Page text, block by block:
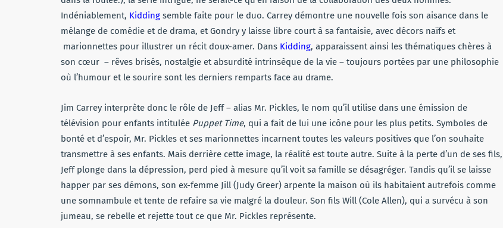
Indéniablement, Kidding semble faite pour le duo. Carrey démontre une nouvelle fois son aisance dans le
mélange de comédie et de drama, et Gondry y laisse libre court à sa fantaisie, avec décors naïfs et
marionnettes pour illustrer un récit doux-amer. Dans Kidding, apparaissent ainsi les thématiques chères à
son cœur – rêves brisés, nostalgie et absurdité intrinsèque de la vie – toujours portées par une philosophie
où l’humour et le sourire sont les derniers remparts face au drame.
Jim Carrey interprète donc le rôle de Jeff – alias Mr. Pickles, le nom qu’il utilise dans une émission de
télévision pour enfants intitulée Puppet Time, qui a fait de lui une icône pour les plus petits. Symboles de
bonté et d’espoir, Mr. Pickles et ses marionnettes incarnent toutes les valeurs positives que l’on souhaite
transmettre à ses enfants. Mais derrière cette image, la réalité est toute autre. Suite à la perte d’un de ses fils,
Jeff plonge dans la dépression, perd pied à mesure qu’il voit sa famille se désagréger. Tandis qu’il se laisse
happer par ses démons, son ex-femme Jill (Judy Greer) arpente la maison où ils habitaient autrefois comme
une somnambule et tente de refaire sa vie malgré la douleur. Son fils Will (Cole Allen), qui a survécu à son
jumeau, se rebelle et rejette tout ce que Mr. Pickles représente.